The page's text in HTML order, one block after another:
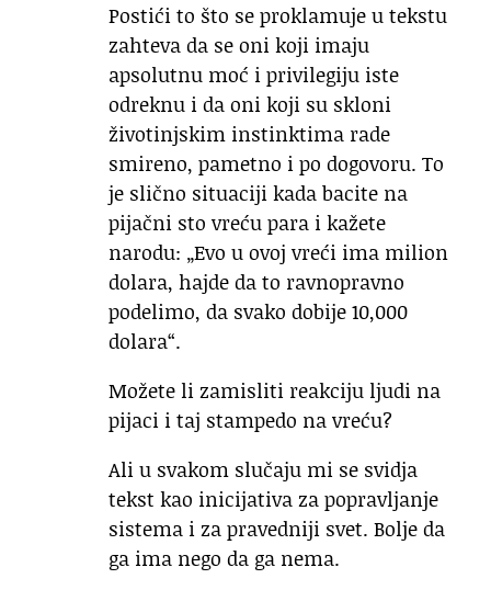
Postići to što se proklamuje u tekstu
zahteva da se oni koji imaju
apsolutnu moć i privilegiju iste
odreknu i da oni koji su skloni
životinjskim instinktima rade
smireno, pametno i po dogovoru. To
je slično situaciji kada bacite na
pijačni sto vreću para i kažete
narodu: „Evo u ovoj vreći ima milion
dolara, hajde da to ravnopravno
podelimo, da svako dobije 10,000
dolara“.
Možete li zamisliti reakciju ljudi na
pijaci i taj stampedo na vreću?
Ali u svakom slučaju mi se svidja
tekst kao inicijativa za popravljanje
sistema i za pravedniji svet. Bolje da
ga ima nego da ga nema.